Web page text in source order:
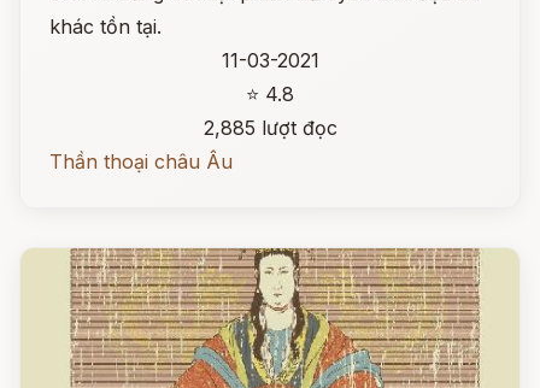
khác tồn tại.
11-03-2021
⭐ 4.8
2,885 lượt đọc
Thần thoại châu Âu